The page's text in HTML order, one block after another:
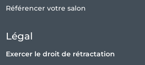
Référencer votre salon
Légal
Exercer le droit de rétractation